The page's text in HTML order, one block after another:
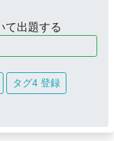
て出題する
タグ4 登録